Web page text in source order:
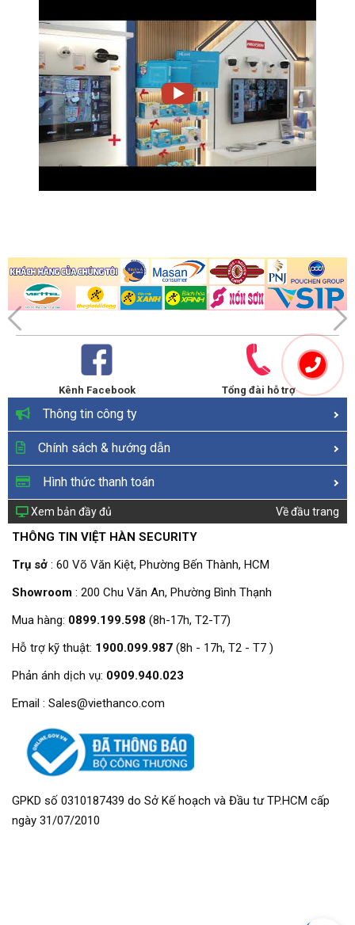
Kênh Facebook Tổng đài hỗ trợ
Thông tin công ty
Chính sách & hướng dẫn
Hình thức thanh toán
Xem bản đầy đủ Về đầu trang
THÔNG TIN VIỆT HÀN SECURITY
Trụ sở : 60 Võ Văn Kiệt, Phường Bến Thành, HCM
Showroom : 200 Chu Văn An, Phường Bình Thạnh
Mua hàng: 0899.199.598 (8h-17h, T2-T7)
Hỗ trợ kỹ thuật: 1900.099.987 (8h - 17h, T2 - T7 )
Phản ánh dịch vụ: 0909.940.023
Email : Sales@viethanco.com
GPKD số 0310187439 do Sở Kế hoạch và Đầu tư TP.HCM cấp
ngày 31/07/2010